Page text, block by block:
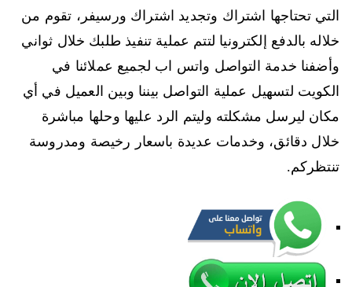
التي تحتاجها اشتراك وتجديد اشتراك ورسيفر، تقوم من
خلاله بالدفع إلكترونيا لتتم عملية تنفيذ طلبك خلال ثواني
وأضفنا خدمة التواصل واتس اب لجميع عملائنا في
الكويت لتسهيل عملية التواصل بيننا وبين العميل في أي
مكان ليرسل مشكلته وليتم الرد عليها وحلها مباشرة
خلال دقائق، وخدمات عديدة باسعار رخيصة ومدروسة
تنتظركم.